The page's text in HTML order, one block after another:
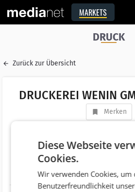
MARKETS
DRUCK
Zurück zur Übersicht
DRUCKEREI WENIN
Merken
AT 6850 Dornbirn
Telefonnummer +43 (5572) 22888
Website http://www.wenin.at
Diese Webseite
Cookies.
Wir verwenden Cookies, um
Benutzerfreundlichkeit